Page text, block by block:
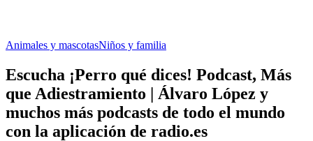
Animales y mascotasNiños y familia
Escucha ¡Perro qué dices! Podcast, Más
que Adiestramiento | Álvaro López y
muchos más podcasts de todo el mundo
con la aplicación de radio.es